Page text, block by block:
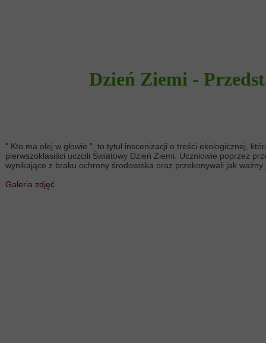
" Kto ma olej w głowie ", to tytuł inscenizacji o treści ekologicznej,
pierwszoklasiści uczcili Światowy Dzień Ziemi. Uczniowie poprzez
wynikające z braku ochrony środowiska oraz przekonywali jak
Galeria zdjęć
Dzień Ziemi -